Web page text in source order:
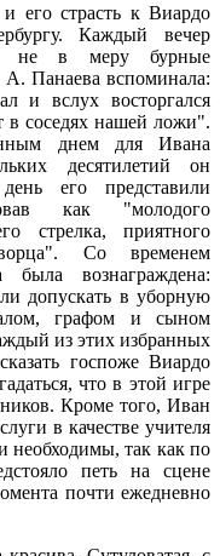
его страсть к Виардо
Каждый вечер
не в меру бурные
А. Панаева вспоминала:
и вслух восторгался
в соседях нашей ложи".
днем для Ивана
десятилетий он
его представили
как "молодого
стрелка, приятного
Со временем
была вознаграждена:
допускать в уборную
графом и сыном
из этих избранных
госпоже Виардо
что в этой игре
Кроме того, Иван
в качестве учителя
необходимы, так как по
петь на сцене
почти ежедневно